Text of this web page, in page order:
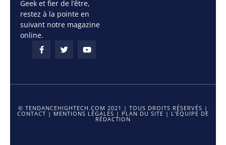
Geek et fier de l’être,
restez à la pointe en
suivant notre magazine
online.
© TENDANCEHIGHTECH.COM 2021 | TOUS DROITS RÉSERVÉS |
CONTACT | MENTIONS LÉGALES | PLAN DU SITE | L'ÉQUIPE DE
RÉDACTION